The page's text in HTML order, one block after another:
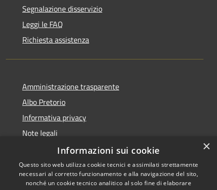
Segnalazione disservizio
Leggi le FAQ
Richiesta assistenza
Amministrazione trasparente
Albo Pretorio
Informativa privacy
Note legali
Dichiarazione di accessibilità
×
Informazioni sui cookie
Questo sito web utilizza cookie tecnici e assimilati strettamente
necessari al corretto funzionamento e alla navigazione del sito,
nonché un cookie tecnico analitico al solo fine di elaborare